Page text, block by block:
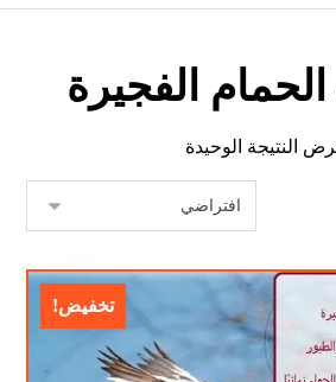
الفجيرة
النتيجة الوحيدة
تخفيض!